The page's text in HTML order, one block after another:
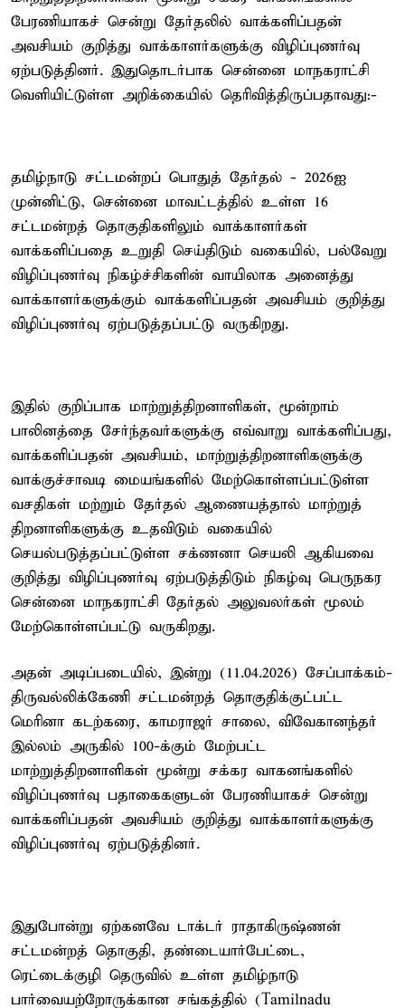
பேரணியாகச் சென்று தேர்தலில் வாக்களிப்பதன்
அவசியம் குறித்து வாக்காளர்களுக்கு விழிப்புணர்வு
ஏற்படுத்தினர். இதுதொடர்பாக சென்னை மாநகராட்சி
வெளியிட்டுள்ள அறிக்கையில் தெரிவித்திருப்பதாவது:-
தமிழ்நாடு சட்டமன்றப் பொதுத் தேர்தல் - 2026ஐ
முன்னிட்டு, சென்னை மாவட்டத்தில் உள்ள 16
சட்டமன்றத் தொகுதிகளிலும் வாக்காளர்கள்
வாக்களிப்பதை உறுதி செய்திடும் வகையில், பல்வேறு
விழிப்புணர்வு நிகழ்ச்சிகளின் வாயிலாக அனைத்து
வாக்காளர்களுக்கும் வாக்களிப்பதன் அவசியம் குறித்து
விழிப்புணர்வு ஏற்படுத்தப்பட்டு வருகிறது.
இதில் குறிப்பாக மாற்றுத்திறனாளிகள், மூன்றாம்
பாலினத்தை சேர்ந்தவர்களுக்கு எவ்வாறு வாக்களிப்பது,
வாக்களிப்பதன் அவசியம், மாற்றுத்திறனாளிகளுக்கு
வாக்குச்சாவடி மையங்களில் மேற்கொள்ளப்பட்டுள்ள
வசதிகள் மற்றும் தேர்தல் ஆணையத்தால் மாற்றுத்
திறனாளிகளுக்கு உதவிடும் வகையில்
செயல்படுத்தப்பட்டுள்ள சக்ணனா செயலி ஆகியவை
குறித்து விழிப்புணர்வு ஏற்படுத்திடும் நிகழ்வு பெருநகர
சென்னை மாநகராட்சி தேர்தல் அலுவலர்கள் மூலம்
மேற்கொள்ளப்பட்டு வருகிறது.
அதன் அடிப்படையில், இன்று (11.04.2026) சேப்பாக்கம்-
திருவல்லிக்கேணி சட்டமன்றத் தொகுதிக்குட்பட்ட
மெரினா கடற்கரை, காமராஜர் சாலை, விவேகானந்தர்
இல்லம் அருகில் 100-க்கும் மேற்பட்ட
மாற்றுத்திறனாளிகள் மூன்று சக்கர வாகனங்களில்
விழிப்புணர்வு பதாகைகளுடன் பேரணியாகச் சென்று
வாக்களிப்பதன் அவசியம் குறித்து வாக்காளர்களுக்கு
விழிப்புணர்வு ஏற்படுத்தினர்.
இதுபோன்று ஏற்கனவே டாக்டர் ராதாகிருஷ்ணன்
சட்டமன்றத் தொகுதி, தண்டையார்பேட்டை,
ரெட்டைக்குழி தெருவில் உள்ள தமிழ்நாடு
பார்வையற்றோருக்கான சங்கத்தில் (Tamilnadu